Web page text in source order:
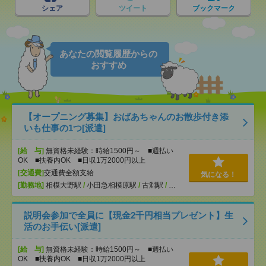
シェア ツイート ブックマーク
あなたの閲覧履歴からの
おすすめ
【オープニング募集】おばあちゃんのお散歩付き添
いも仕事の1つ[派遣]
[給 与] 無資格未経験：時給1500円～ ■週払い
OK ■扶養内OK ■日収1万2000円以上
[交通費]交通費全額支給
[勤務地] 相模大野駅 / 小田急相模原駅 / 古淵駅 / …
気になる！
説明会参加で全員に【現金2千円相当プレゼント】生
活のお手伝い[派遣]
[給 与] 無資格未経験：時給1500円～ ■週払い
OK ■扶養内OK ■日収1万2000円以上